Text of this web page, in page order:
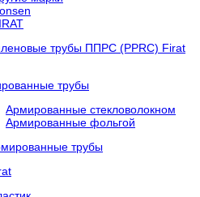
трубы ППРС (PPRC) Firat
трубы
Армированные стекловолокном
Армированные фольгой
трубы